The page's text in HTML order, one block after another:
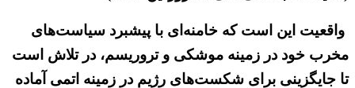
واقعیت این است که خامنه‌ای با پیشبرد سیاست‌های
مخرب خود در زمینه موشکی و تروریسم، در تلاش است
تا جایگزینی برای شکست‌های رژیم در زمینه اتمی آماده